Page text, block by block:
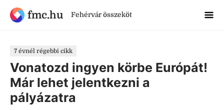
fmc.hu Fehérvár összeköt
7 évnél régebbi cikk
Vonatozd ingyen körbe Európát!
Már lehet jelentkezni a
pályázatra